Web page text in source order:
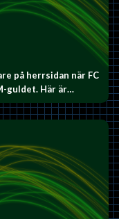
på herrsidan när FC
guldet. Här är…